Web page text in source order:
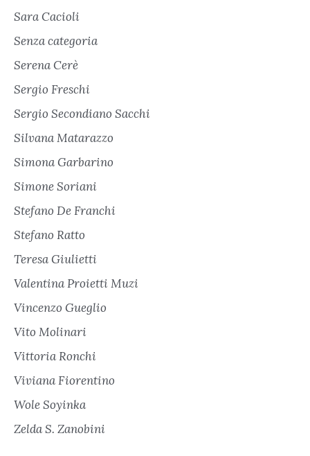
Sara Cacioli
Senza categoria
Serena Cerè
Sergio Freschi
Sergio Secondiano Sacchi
Silvana Matarazzo
Simona Garbarino
Simone Soriani
Stefano De Franchi
Stefano Ratto
Teresa Giulietti
Valentina Proietti Muzi
Vincenzo Gueglio
Vito Molinari
Vittoria Ronchi
Viviana Fiorentino
Wole Soyinka
Zelda S. Zanobini